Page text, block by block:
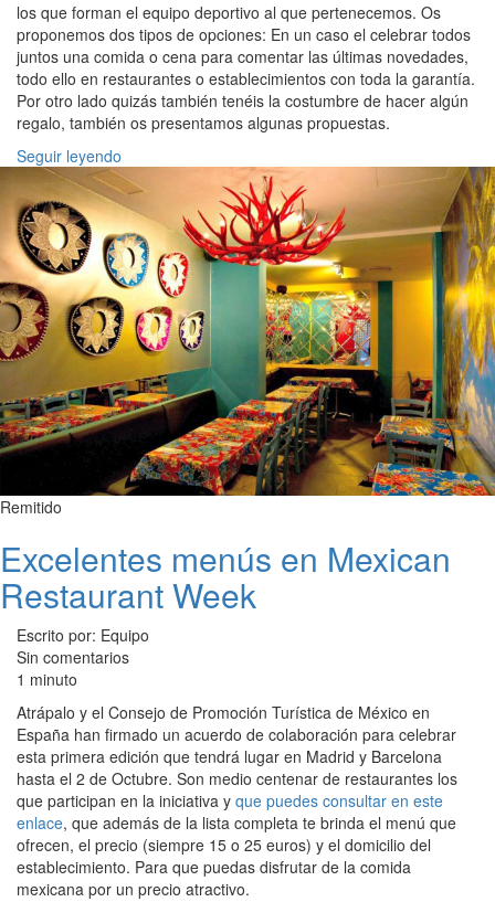
los que forman el equipo deportivo al que pertenecemos. Os
proponemos dos tipos de opciones: En un caso el celebrar todos
juntos una comida o cena para comentar las últimas novedades,
todo ello en restaurantes o establecimientos con toda la garantía.
Por otro lado quizás también tenéis la costumbre de hacer algún
regalo, también os presentamos algunas propuestas.
Seguir leyendo
Remitido
Excelentes menús en Mexican
Restaurant Week
Escrito por: Equipo
Sin comentarios
1 minuto
Atrápalo y el Consejo de Promoción Turística de México en
España han firmado un acuerdo de colaboración para celebrar
esta primera edición que tendrá lugar en Madrid y Barcelona
hasta el 2 de Octubre. Son medio centenar de restaurantes los
que participan en la iniciativa y que puedes consultar en este
enlace, que además de la lista completa te brinda el menú que
ofrecen, el precio (siempre 15 o 25 euros) y el domicilio del
establecimiento. Para que puedas disfrutar de la comida
mexicana por un precio atractivo.